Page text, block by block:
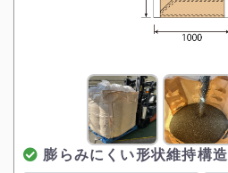
膨らみにくい形状維持構造